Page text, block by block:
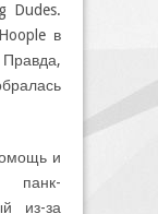
Dudes.
в
и
панк-
из-за